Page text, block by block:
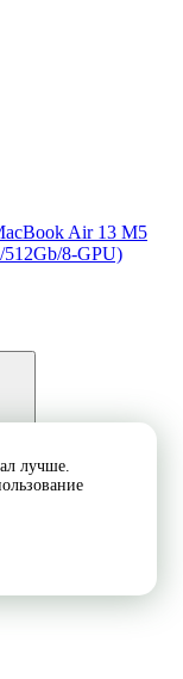
Air 13 M5
8-GPU)
лучше.